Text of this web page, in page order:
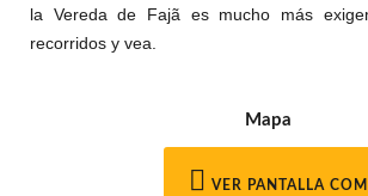
la Vereda de Fajã es mucho más
recorridos y vea.
Mapa
VER PANTALLA